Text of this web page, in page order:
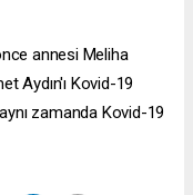
annesi Meliha
Aydın'ı Kovid-19
zamanda Kovid-19